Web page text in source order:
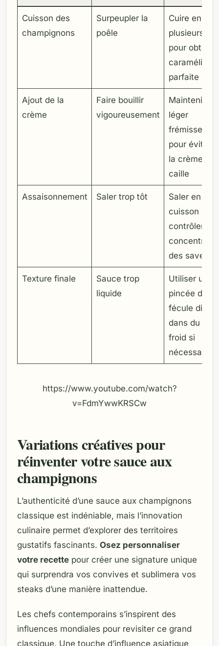
Cuisson des
champignons
Surpeupler la
poêle
Cuire en
plusieurs
pour obtenir
parfaite
Ajout de la
crème
Faire bouillir
vigoureusement
Maintenir un
léger
pour éviter
la crème ne
caille
Assaisonnement Saler trop tôt
Saler en fin
cuisson pour
contrôler la
des saveurs
Texture finale
Sauce trop
liquide
Utiliser une
pincée de
fécule diluée
dans du
froid si
nécessaire
https://www.youtube.com/watch?
v=FdmYwwKRSCw
Variations créatives pour
réinventer votre sauce aux
champignons
L’authenticité d’une sauce aux champignons
classique est indéniable, mais l’innovation
culinaire permet d’explorer des territoires
gustatifs fascinants. Osez personnaliser
votre recette pour créer une signature unique
qui surprendra vos convives et sublimera vos
steaks d’une manière inattendue.
Les chefs contemporains s’inspirent des
influences mondiales pour revisiter ce grand
classique. Une touche d’influence asiatique